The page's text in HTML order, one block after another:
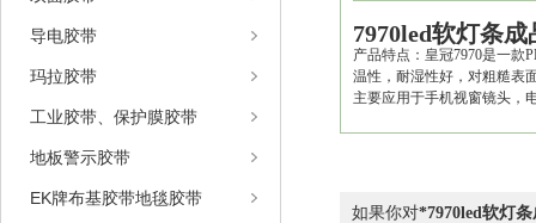
导电胶带
玛拉胶带
工业胶带、保护膜胶带
地板警示胶带
EK牌布基胶带地毯胶带
7970led软灯条成
产品特点：皇冠7970是一款
温性，耐湿性好，对粗糙表
主要应用于手机视窗镜头，
如果你对*7970led软灯